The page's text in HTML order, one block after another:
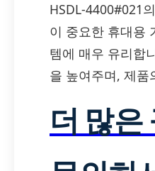
HSDL-4400#021
이 중요한 휴대용
템에 매우 유리합
을 높여주며, 제품
더 많